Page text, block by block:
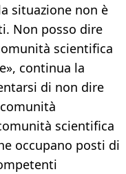
situazione non è
Non posso dire
scientifica
continua la
di non dire
scientifica
occupano posti di